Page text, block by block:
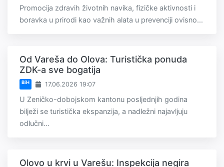
Promocija zdravih životnih navika, fizičke aktivnosti i
boravka u prirodi kao važnih alata u prevenciji ovisno...
Od Vareša do Olova: Turistička ponuda
ZDK-a sve bogatija
BiH 17.06.2026 19:07
U Zeničko-dobojskom kantonu posljednjih godina
bilježi se turistička ekspanzija, a nadležni najavljuju
odlučni...
Olovo u krvi u Varešu: Inspekcija negira